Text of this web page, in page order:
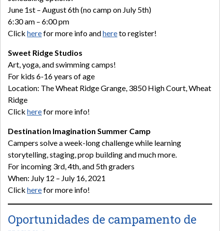
June 1st – August 6th (no camp on July 5th)
6:30 am – 6:00 pm
Click herefor more info andhereto register!
Sweet Ridge Studios
Art, yoga, and swimming camps!
For kids 6-16 years of age
Location: The Wheat Ridge Grange, 3850 High Court, Wheat
Ridge
Click herefor more info!
Destination Imagination Summer Camp
Campers solve a week-long challenge while learning
storytelling, staging, prop building and much more.
For incoming 3rd, 4th, and 5th graders
When: July 12 – July 16, 2021
Click herefor more info!
Oportunidades de campamento de